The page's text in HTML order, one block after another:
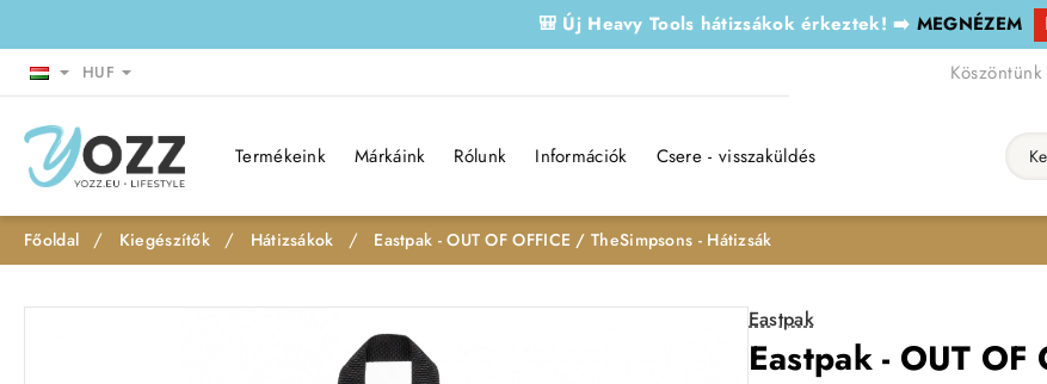
🎒 Új Heavy Tools hátizsákok érkeztek! ➡️ MEGNÉZEM
HUF
Termékeink Márkáink Rólunk Információk Csere - visszaküldés
h
Kiegészítők Hátizsákok Eastpak - OUT OF OFFICE / TheSimpsons - Hátizsák
Eastpak
Eastpak - OUT